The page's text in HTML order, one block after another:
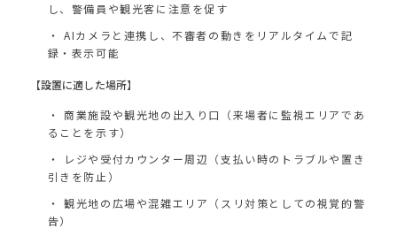
し、警備員や観光客に注意を促す
AIカメラと連携し、不審者の動きをリアルタイムで記
録・表示可能
【設置に適した場所】
商業施設や観光地の出入り口（来場者に監視エリアであ
ることを示す）
レジや受付カウンター周辺（支払い時のトラブルや置き
引きを防止）
観光地の広場や混雑エリア（スリ対策としての視覚的警
告）